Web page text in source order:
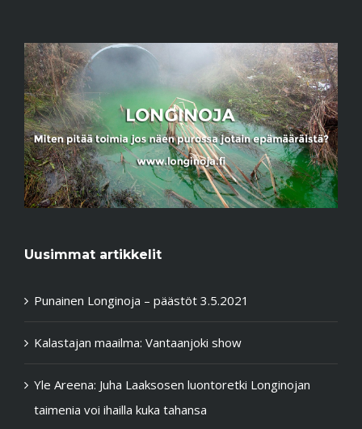
Uusimmat artikkelit
Punainen Longinoja – päästöt 3.5.2021
Kalastajan maailma: Vantaanjoki show
Yle Areena: Juha Laaksosen luontoretki Longinojan
taimenia voi ihailla kuka tahansa